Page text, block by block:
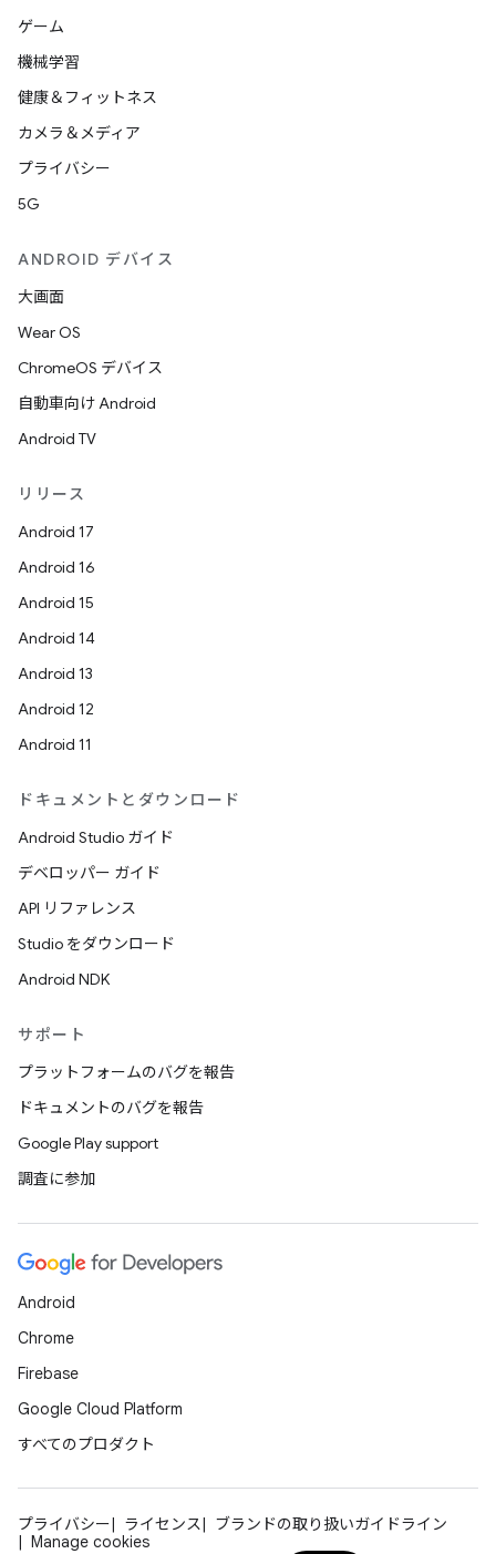
ゲーム
機械学習
健康＆フィットネス
カメラ＆メディア
プライバシー
5G
ANDROID デバイス
大画面
Wear OS
ChromeOS デバイス
自動車向け Android
Android TV
リリース
Android 17
Android 16
Android 15
Android 14
Android 13
Android 12
Android 11
ドキュメントとダウンロード
Android Studio ガイド
デベロッパー ガイド
API リファレンス
Studio をダウンロード
Android NDK
サポート
プラットフォームのバグを報告
ドキュメントのバグを報告
Google Play support
調査に参加
Android
Chrome
Firebase
Google Cloud Platform
すべてのプロダクト
プライバシー ライセンス
ブランドの取り扱いガイドライン
Manage cookies